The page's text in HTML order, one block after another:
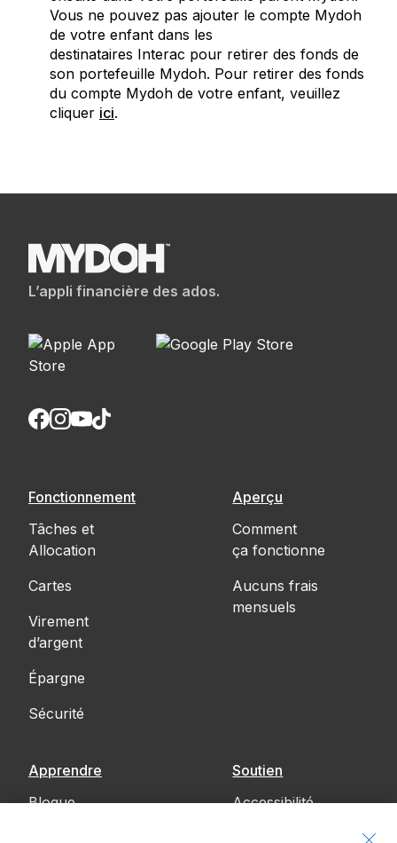
Vous ne pouvez pas ajouter le compte Mydoh
de votre enfant dans les
destinataires Interac pour retirer des fonds de
son portefeuille Mydoh. Pour retirer des fonds
du compte Mydoh de votre enfant, veuillez
cliquer ici.
L’appli financière des ados.
Fonctionnement
Tâches et
Allocation
Cartes
Virement
d’argent
Épargne
Sécurité
Aperçu
Comment
ça fonctionne
Aucuns frais
mensuels
Apprendre
Blogue
Soutien
Accessibilité